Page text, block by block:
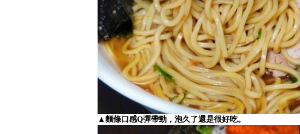
▲麵條口感Q彈帶勁，泡久了還是很好吃。